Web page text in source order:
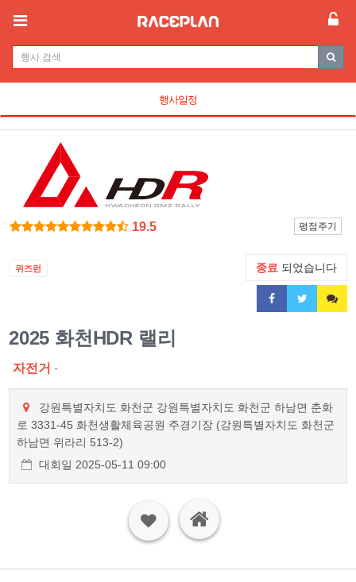
행사일정
19.5 평점주기
위즈런 종료 되었습니다
2025 화천HDR 랠리
자전거 -
강원특별자치도 화천군 강원특별자치도 화천군 하남면 춘화
로 3331-45 화천생활체육공원 주경기장 (강원특별자치도 화천군
하남면 위라리 513-2)
대회일 2025-05-11 09:00